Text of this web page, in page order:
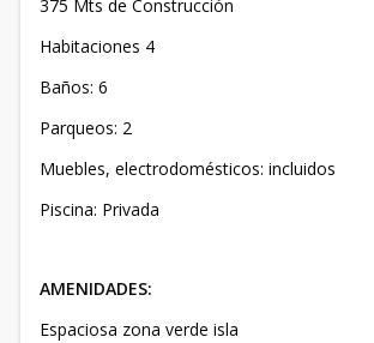
375 Mts de Construcción
Habitaciones 4
Baños: 6
Parqueos: 2
Muebles, electrodomésticos: incluidos
Piscina: Privada
AMENIDADES:
Espaciosa zona verde isla